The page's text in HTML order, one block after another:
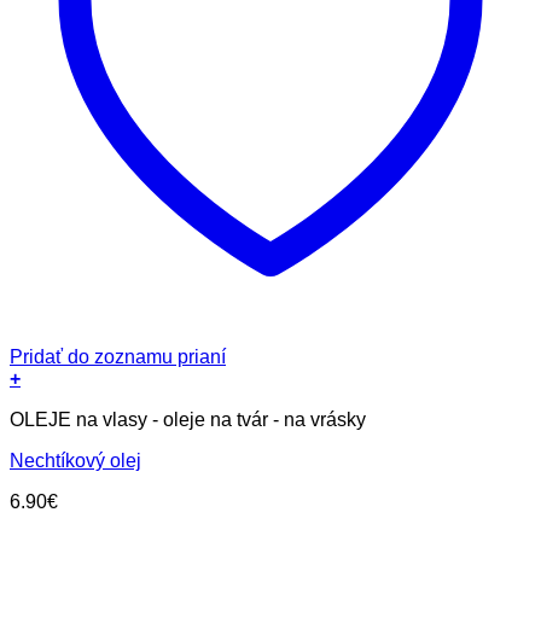
Pridať do zoznamu prianí
+
OLEJE na vlasy - oleje na tvár - na vrásky
Nechtíkový olej
6.90€